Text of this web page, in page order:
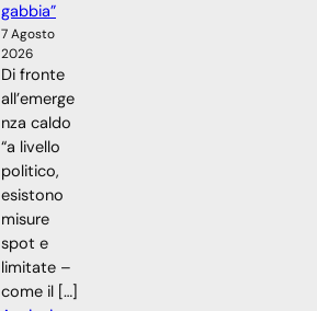
gabbia”
7 Agosto
2026
Di fronte
all’emerge
nza caldo
“a livello
politico,
esistono
misure
spot e
limitate –
come il […]